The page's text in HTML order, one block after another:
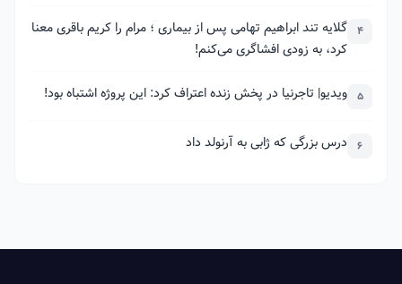
4 گلایه تند ابراهیم تهامی پس از بیماری ؛ مرام را کریم باقری معنا
کرد، به زودی افشاگری می‌کنم!
5 ویدیو| تاجرنیا در پخش زنده اعتراف کرد: این پروژه اشتباه بود!
6 درس بزرگی که ژابی به آرنولد داد